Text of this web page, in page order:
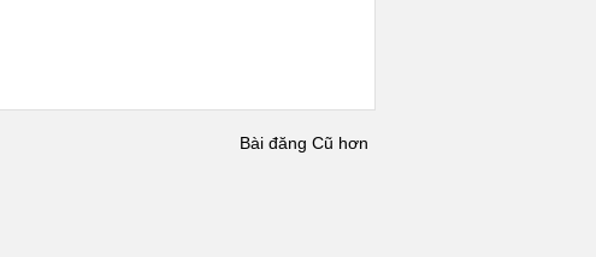
Bài đăng Cũ hơn